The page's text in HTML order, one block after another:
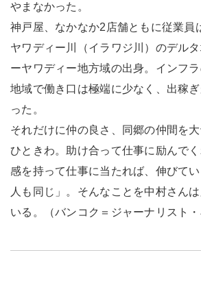
やまなかった。
神戸屋、なかなか2店舗ともに従業員
ヤワディー川（イラワジ川）のデル
ーヤワディー地方域の出身。インフ
地域で働き口は極端に少なく、出稼
った。
それだけに仲の良さ、同郷の仲間を
ひときわ。助け合って仕事に励んで
感を持って仕事に当たれば、伸びて
人も同じ」。そんなことを中村さん
いる。（バンコク＝ジャーナリスト・